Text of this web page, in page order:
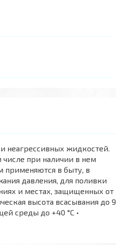
неагрессивных жидкостей.
при наличии в нем
применяются в быту, в
давления, для поливки
и местах, защищенных от
высота всасывания до 9
среды до +40 °C •